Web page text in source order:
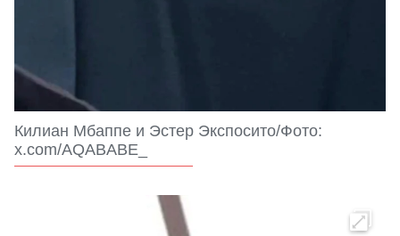
Килиан Мбаппе и Эстер Экспосито/Фото:
x.com/AQABABE_